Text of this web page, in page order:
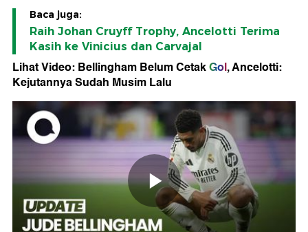
Baca juga:
Raih Johan Cruyff Trophy, Ancelotti Terima
Kasih ke Vinicius dan Carvajal
Lihat Video: Bellingham Belum CetakGol, Ancelotti:
Kejutannya Sudah Musim Lalu